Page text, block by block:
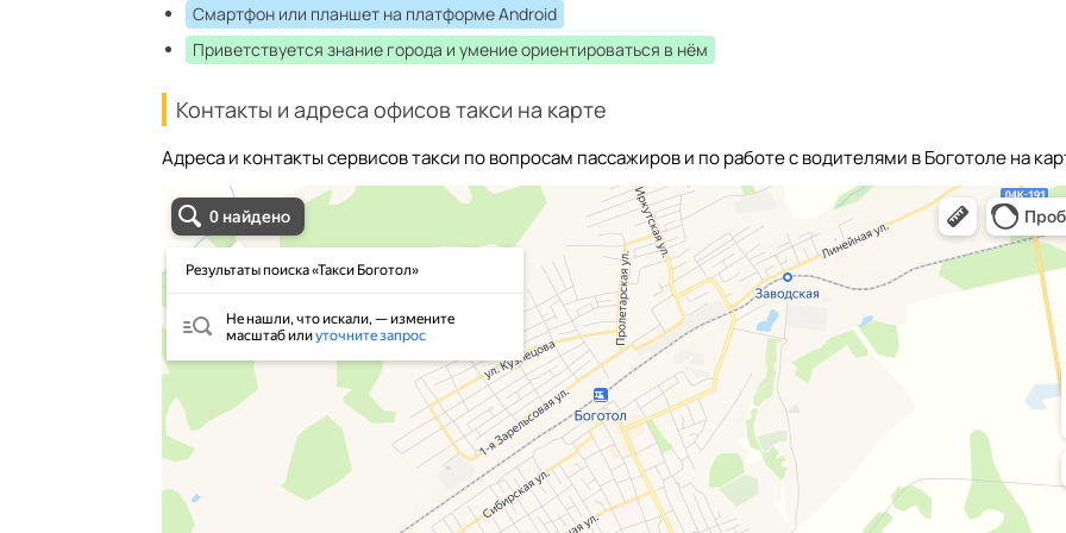
Смартфон или планшет на платформе Android
Приветствуется знание города и умение ориентироваться в нём
Контакты и адреса офисов такси на карте
Адреса и контакты сервисов такси по вопросам пассажиров и по работе с водителями в Боготоле на